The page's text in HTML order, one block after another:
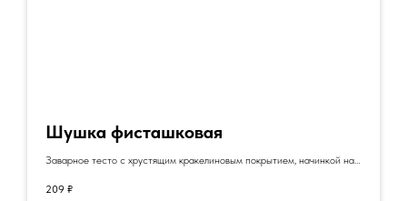
Шушка фисташковая
Заварное тесто с хрустящим кракелиновым покрытием, начинкой на
209 ₽